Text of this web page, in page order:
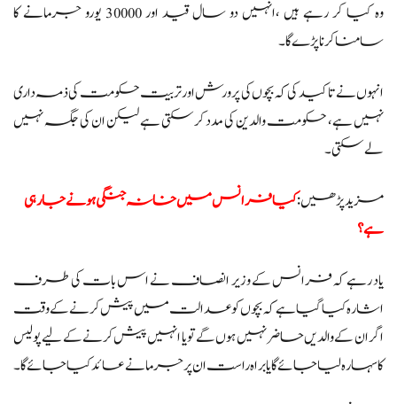
وہ کیا کر رہے ہیں ،انہیں دو سال قید اور 30000 یورو جرمانے کا
سامنا کرنا پڑے گا۔
انہوں نے تاکید کی کہ بچوں کی پرورش اور تربیت حکومت کی ذمہ داری
نہیں ہے، حکومت والدین کی مدد کر سکتی ہے لیکن ان کی جگہ نہیں
لے سکتی۔
مزید پڑھیں:کیا فرانس میں خانہ جنگی ہونے جا رہی
ہے؟
یاد رہے کہ فرانس کے وزیر انصاف نے اس بات کی طرف
اشارہ کیا گیا ہے کہ بچوں کو عدالت میں پیش کرنے کے وقت
اگر ان کے والدیں حاضر نہیں ہوں گے تو یا انہیں پیش کرنے کے لیے پولیس
کا سہارہ لیا جائے گا یا براہ راست ان پر جرمانے عائد کیا جائے گا۔